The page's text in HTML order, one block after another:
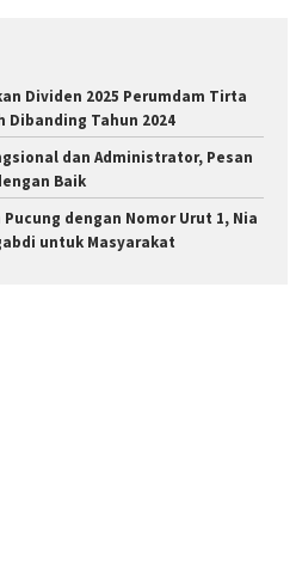
Dividen 2025 Perumdam Tirta
Dibanding Tahun 2024
dan Administrator, Pesan
Baik
Pucung dengan Nomor Urut 1, Nia
untuk Masyarakat